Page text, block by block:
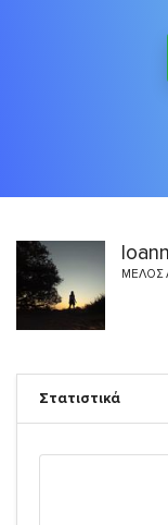
ΜΈΛΟΣ
Στατιστικά